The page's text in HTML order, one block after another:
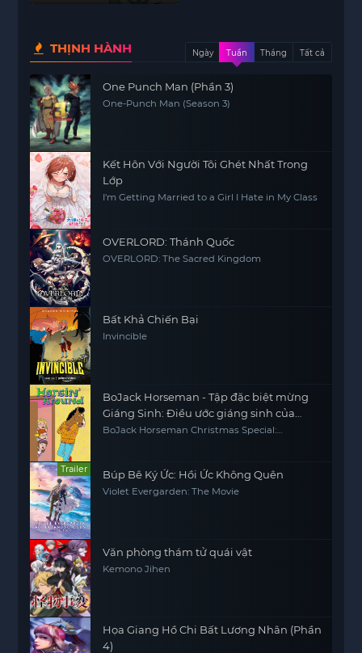
THỊNH HÀNH Ngày Tuần Tháng Tất cả
One Punch Man (Phần 3)
One-Punch Man (Season 3)
Kết Hôn Với Người Tôi Ghét Nhất Trong
Lớp
I'm Getting Married to a Girl I Hate in My Class
OVERLORD: Thánh Quốc
OVERLORD: The Sacred Kingdom
Bất Khả Chiến Bại
Invincible
BoJack Horseman - Tập đặc biệt mừng
Giáng Sinh: Điều ước giáng sinh của
Sabrina
BoJack Horseman Christmas Special:
Trailer Búp Bê Ký Ức: Hồi Ức Không Quên
Violet Evergarden: The Movie
Văn phòng thám tử quái vật
Kemono Jihen
Họa Giang Hồ Chi Bất Lương Nhân (Phần
4)